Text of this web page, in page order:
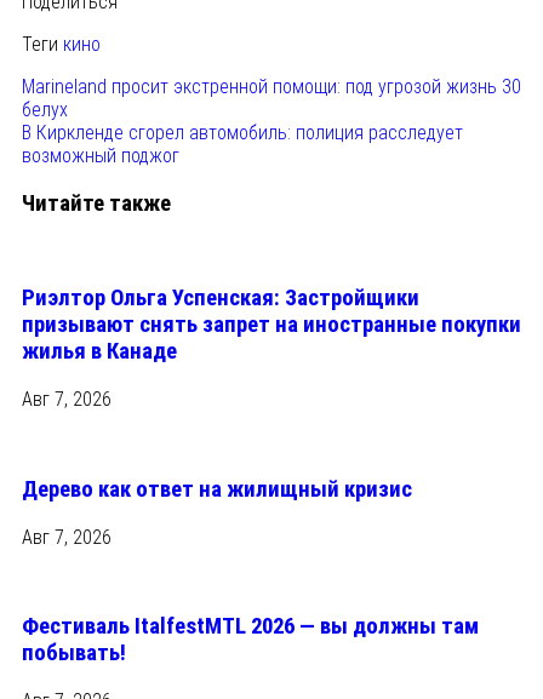
Теги кино
Marineland просит экстренной помощи: под угрозой жизнь 30
белух
В Киркленде сгорел автомобиль: полиция расследует
возможный поджог
Читайте также
Риэлтор Ольга Успенская: Застройщики
призывают снять запрет на иностранные покупки
жилья в Канаде
Авг 7, 2026
Дерево как ответ на жилищный кризис
Авг 7, 2026
Фестиваль ItalfestMTL 2026 — вы должны там
побывать!